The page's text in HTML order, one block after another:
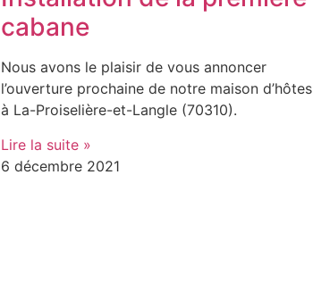
cabane
Nous avons le plaisir de vous annoncer
l’ouverture prochaine de notre maison d’hôtes
à La-Proiselière-et-Langle (70310).
Lire la suite »
6 décembre 2021